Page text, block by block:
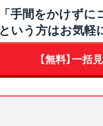
「手間をかけずに
という方はお気軽
【無料】一